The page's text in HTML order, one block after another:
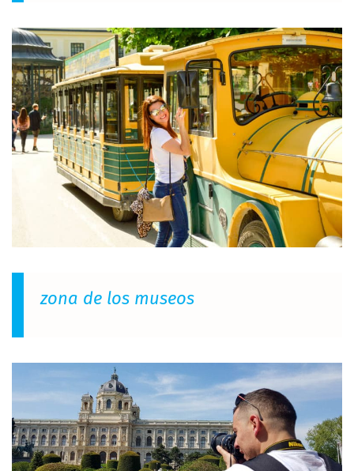
zona de los museos